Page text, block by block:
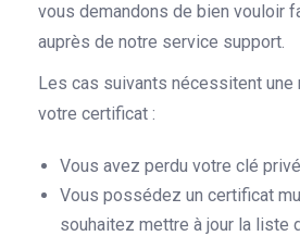
vous demandons de bien vouloir
auprès de notre service support.
Les cas suivants nécessitent une
votre certificat :
Vous avez perdu votre clé
Vous possédez un certificat
souhaitez mettre à jour la liste